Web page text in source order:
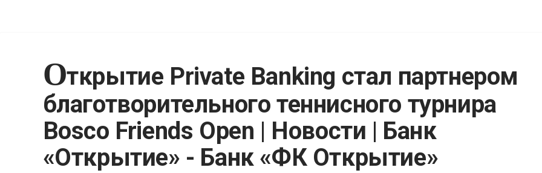
Открытие Private Banking стал партнером
благотворительного теннисного турнира
Bosco Friends Open | Новости | Банк
«Открытие» - Банк «ФК Открытие»